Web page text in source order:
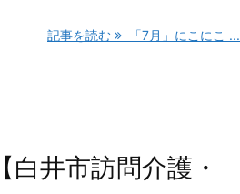
記事を読む 「7月」にこにこ ...
井市訪問介護・